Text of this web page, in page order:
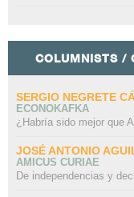
COLUMNISTS /
SERGIO NEGRETE
ECONOKAFKA
¿Habría sido mejor que
JOSÉ ANTONIO
AMICUS CURIAE
De independencias y